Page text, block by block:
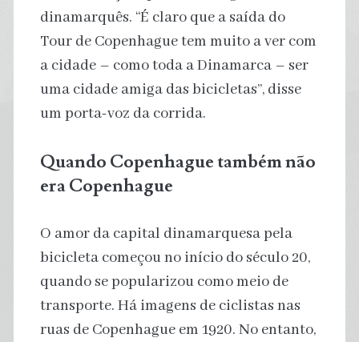
dinamarquês. “É claro que a saída do
Tour de Copenhague tem muito a ver com
a cidade – como toda a Dinamarca – ser
uma cidade amiga das bicicletas”, disse
um porta-voz da corrida.
Quando Copenhague também não
era Copenhague
O amor da capital dinamarquesa pela
bicicleta começou no início do século 20,
quando se popularizou como meio de
transporte. Há imagens de ciclistas nas
ruas de Copenhague em 1920. No entanto,